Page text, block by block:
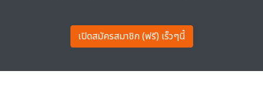
เปิดสมัครสมาชิก (ฟรี) เร็วๆนี้